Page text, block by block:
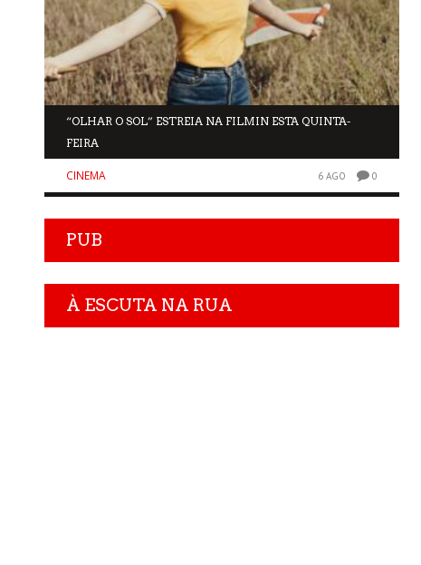
“OLHAR O SOL” ESTREIA NA FILMIN ESTA QUINTA-
FEIRA
CINEMA 6 AGO 0
PUB
À ESCUTA NA RUA